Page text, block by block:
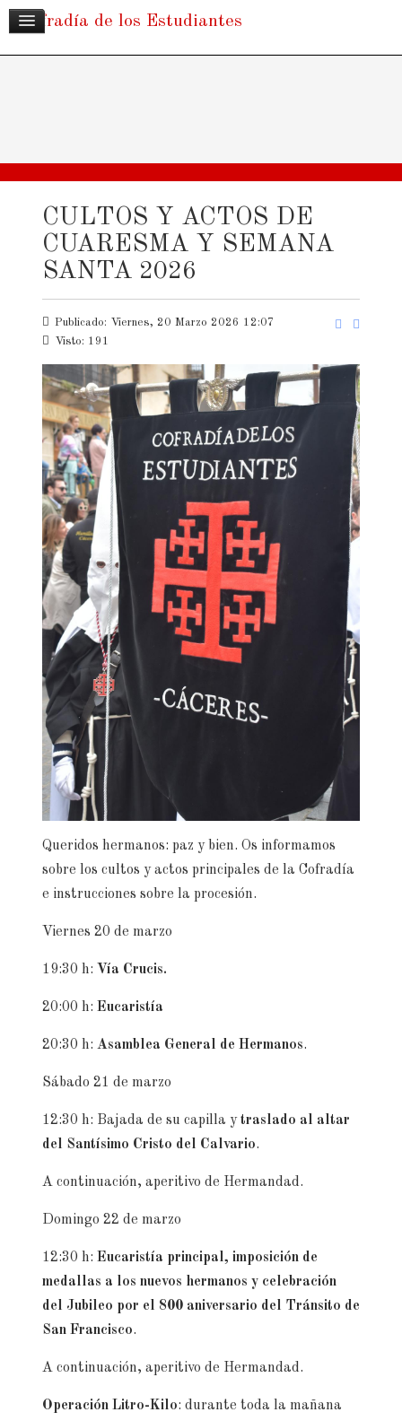
Cofradía de los Estudiantes
CULTOS Y ACTOS DE
CUARESMA Y SEMANA
SANTA 2026
Publicado: Viernes, 20 Marzo 2026 12:07
Visto: 191
Queridos hermanos: paz y bien. Os informamos
sobre los cultos y actos principales de la Cofradía
e instrucciones sobre la procesión.
Viernes 20 de marzo
19:30 h: Vía Crucis.
20:00 h: Eucaristía
20:30 h: Asamblea General de Hermanos.
Sábado 21 de marzo
12:30 h: Bajada de su capilla ytraslado al altar
del Santísimo Cristo del Calvario.
A continuación, aperitivo de Hermandad.
Domingo 22 de marzo
12:30 h: Eucaristía principal, imposición de
medallas a los nuevos hermanos y celebración
del Jubileo por el 800 aniversario del Tránsito de
San Francisco.
A continuación, aperitivo de Hermandad.
Operación Litro-Kilo: durante toda la mañana